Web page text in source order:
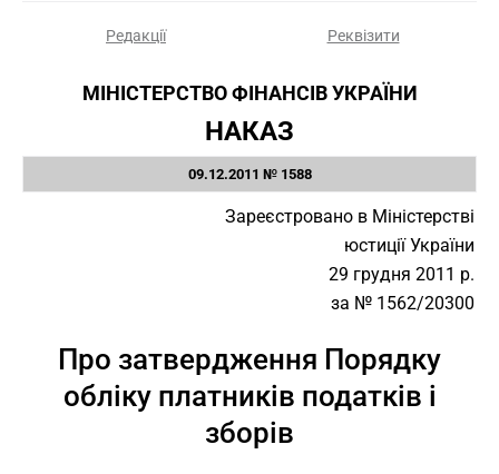
Редакції Реквізити
МІНІСТЕРСТВО ФІНАНСІВ УКРАЇНИ
НАКАЗ
09.12.2011 № 1588
Зареєстровано в Міністерстві
юстиції України
29 грудня 2011 р.
за № 1562/20300
Про затвердження Порядку
обліку платників податків і
зборів